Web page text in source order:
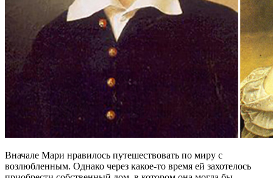
Вначале Мари нравилось путешествовать по миру с
возлюбленным. Однако через какое-то время ей захотелось